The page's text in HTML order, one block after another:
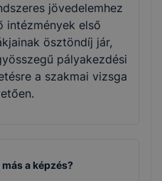
jövedelemhez
intézmények első
ösztöndíj jár,
pályakezdési
a szakmai vizsga
a képzés?